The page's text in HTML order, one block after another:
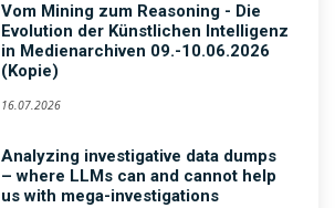
Vom Mining zum Reasoning - Die
Evolution der Künstlichen Intelligenz
in Medienarchiven 09.-10.06.2026
(Kopie)
16.07.2026
Analyzing investigative data dumps
– where LLMs can and cannot help
us with mega-investigations